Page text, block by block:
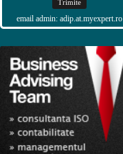
email admin: adip.at.myexpert.ro